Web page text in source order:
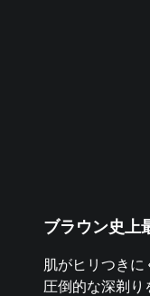
ブラウン史上
肌がヒリつきに
圧倒的な深剃り